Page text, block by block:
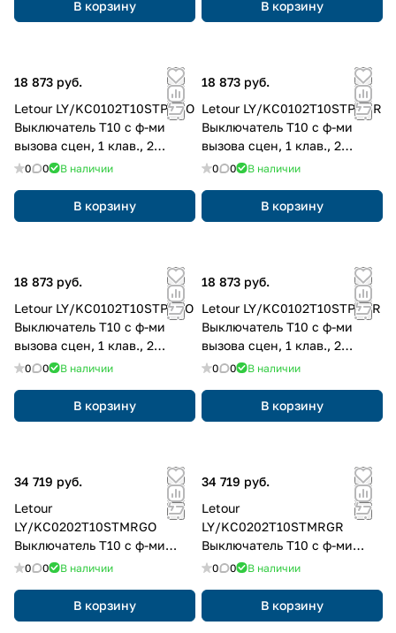
В корзину В корзину
18 873 руб.
Letour LY/KC0102T10STPRGO
Выключатель Т10 с ф-ми
вызова сцен, 1 клав., 2
кнопки, пластик, закругл.,
0 0 В наличии
В корзину
18 873 руб.
Letour LY/KC0102T10STPRGR
Выключатель Т10 с ф-ми
вызова сцен, 1 клав., 2
кнопки, пластик, закругл.,
0 0 В наличии
В корзину
18 873 руб.
Letour LY/KC0102T10STPSGO
Выключатель Т10 с ф-ми
вызова сцен, 1 клав., 2
кнопки, пластик, квадр.,
0 0 В наличии
В корзину
18 873 руб.
Letour LY/KC0102T10STPSGR
Выключатель Т10 с ф-ми
вызова сцен, 1 клав., 2
кнопки, пластик, квадр.,
0 0 В наличии
В корзину
34 719 руб.
Letour
LY/KC0202T10STMRGO
Выключатель Т10 с ф-ми
вызова сцен, 2 клав., 4
0 0 В наличии
В корзину
34 719 руб.
Letour
LY/KC0202T10STMRGR
Выключатель Т10 с ф-ми
вызова сцен, 2 клав., 4
0 0 В наличии
В корзину